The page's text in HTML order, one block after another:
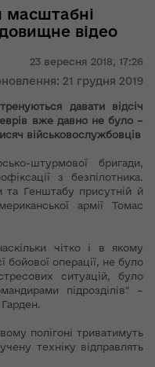
23 вересня 2018, 17:26
21 грудня 2019
масштабні
відео
давати відсіч
вже давно не було –
військовослужбовців
штурмової бригади,
з безпілотника.
та Генштабу присутній й
армії Томас
чітко і в якому
бойової операції, не було
ситуацій, було
підрозділів" –
полігоні триватимуть
техніку відправлять